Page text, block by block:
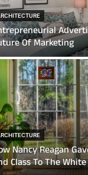
Of Marketing
Nancy Reagan
Class To The